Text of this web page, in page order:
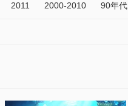
2011 2000-2010 90年代